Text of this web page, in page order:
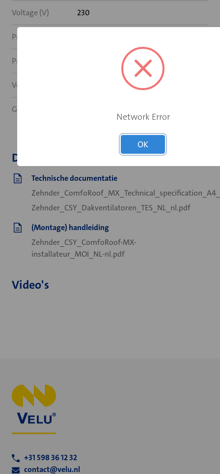
Voltage (V) 230
Productcode
Prijshoeveelheid
Voorraadartikel
GTIN artikel
Downloads
Technische documentatie
Zehnder_CSY_Dakventilatoren_TES_NL_nl.pdf
(Montage) handleiding
Zehnder_CSY_ComfoRoof-MX-
installateur_MOI_NL-nl.pdf
Video's
+31 598 36 12 32
contact@velu.nl
Network Error
OK